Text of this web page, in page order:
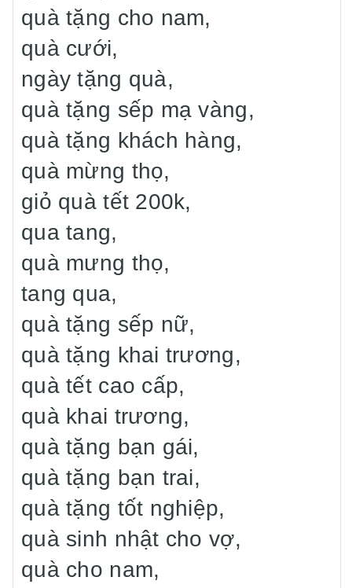
quà tặng cho nam,
quà cưới,
ngày tặng quà,
quà tặng sếp mạ vàng,
quà tặng khách hàng,
quà mừng thọ,
giỏ quà tết 200k,
qua tang,
quà mưng thọ,
tang qua,
quà tặng sếp nữ,
quà tặng khai trương,
quà tết cao cấp,
quà khai trương,
quà tặng bạn gái,
quà tặng bạn trai,
quà tặng tốt nghiệp,
quà sinh nhật cho vợ,
quà cho nam,